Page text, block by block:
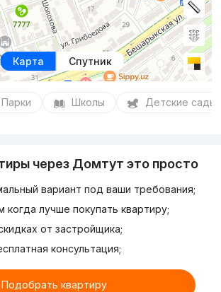
Карта Спутник
Парки Школы Детские сады
через Домтут это просто
вариант под ваши требования;
когда лучше покупать квартиру;
от застройщика;
консультация;
Подобрать квартиру